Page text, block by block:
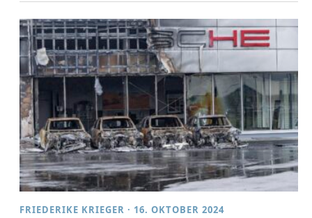
FRIEDERIKE KRIEGER · 16. OKTOBER 2024